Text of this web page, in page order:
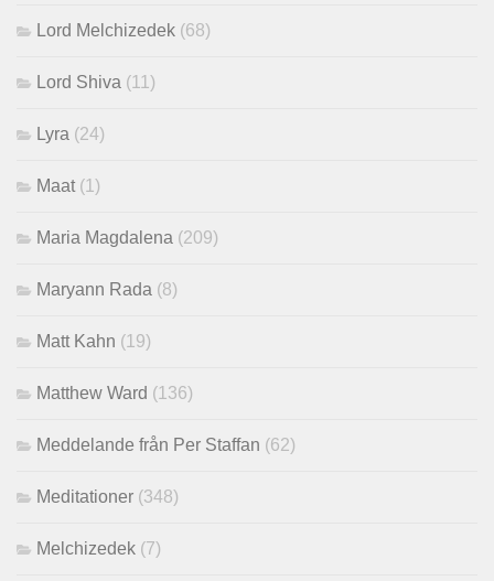
Lord Melchizedek (68)
Lord Shiva (11)
Lyra (24)
Maat (1)
Maria Magdalena (209)
Maryann Rada (8)
Matt Kahn (19)
Matthew Ward (136)
Meddelande från Per Staffan (62)
Meditationer (348)
Melchizedek (7)